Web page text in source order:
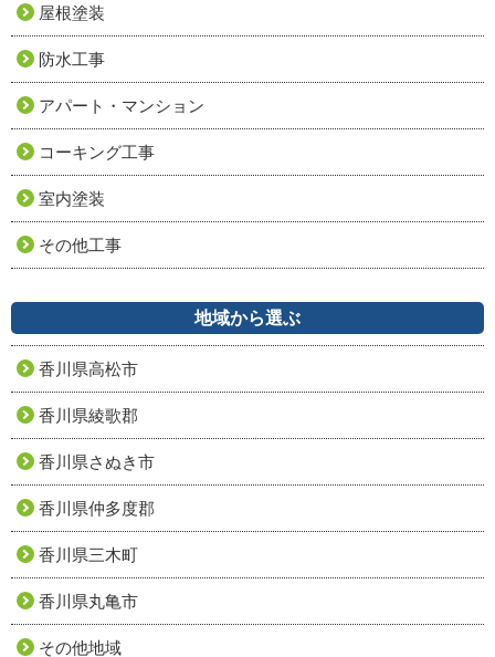
屋根塗装
防水工事
アパート・マンション
コーキング工事
室内塗装
その他工事
地域から選ぶ
香川県高松市
香川県綾歌郡
香川県さぬき市
香川県仲多度郡
香川県三木町
香川県丸亀市
その他地域